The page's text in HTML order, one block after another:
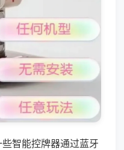
智能控牌器通过蓝牙